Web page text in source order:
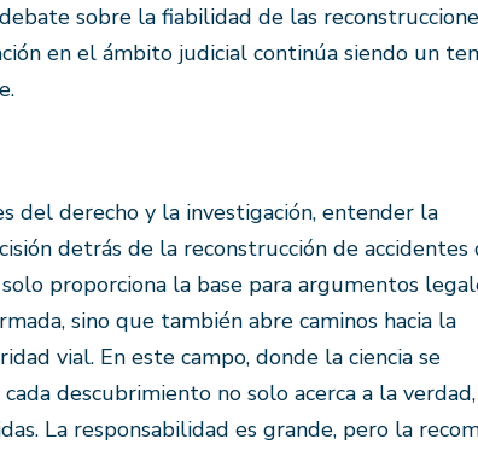
sobre la fiabilidad de las
en el ámbito judicial continúa siendo un
del derecho y la investigación, entender la
detrás de la reconstrucción de accidentes
proporciona la base para argumentos
sino que también abre caminos hacia la
vial. En este campo, donde la ciencia se
descubrimiento no solo acerca a la
La responsabilidad es grande, pero la